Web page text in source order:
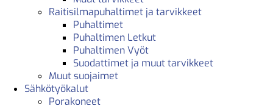
Raitisilmapuhaltimet ja tarvikkeet
Puhaltimet
Puhaltimen Letkut
Puhaltimen Vyöt
Suodattimet ja muut tarvikkeet
Muut suojaimet
Sähkötyökalut
Porakoneet